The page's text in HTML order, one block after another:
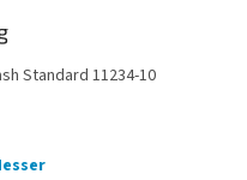
Standard 11234-10